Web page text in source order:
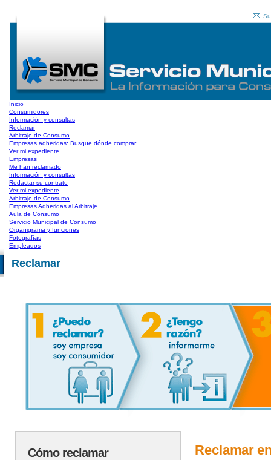
Inicio
Consumidores
Información y consultas
Reclamar
Arbitraje de Consumo
Empresas adheridas: Busque dónde comprar
Ver mi expediente
Empresas
Me han reclamado
Información y consultas
Redactar su contrato
Ver mi expediente
Arbitraje de Consumo
Empresas Adheridas al Arbitraje
Aula de Consumo
Servicio Municipal de Consumo
Organigrama y funciones
Fotografías
Empleados
Reclamar
Cómo reclamar Reclamar